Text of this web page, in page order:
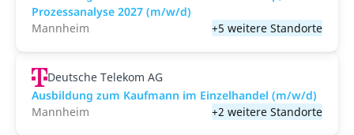
Prozessanalyse 2027 (m/w/d)
Mannheim
+5 weitere Standorte
Deutsche Telekom AG
Ausbildung zum Kaufmann im Einzelhandel (m/w/d)
Mannheim
+2 weitere Standorte